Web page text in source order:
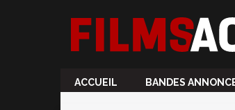
ACCUEIL BANDES